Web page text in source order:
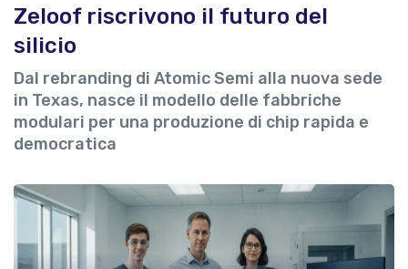
Zeloof riscrivono il futuro del
silicio
Dal rebranding di Atomic Semi alla nuova sede
in Texas, nasce il modello delle fabbriche
modulari per una produzione di chip rapida e
democratica